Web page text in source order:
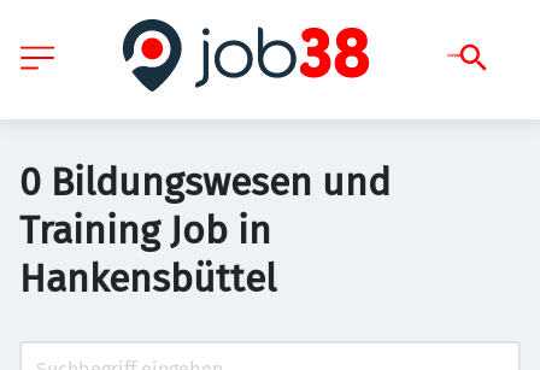
0 Bildungswesen und
Training Job in
Hankensbüttel